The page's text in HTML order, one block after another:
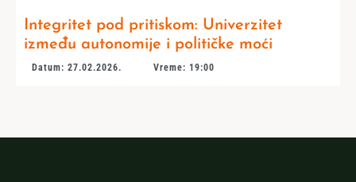
Integritet pod pritiskom: Univerzitet
između autonomije i političke moći
Datum: 27.02.2026. Vreme: 19:00